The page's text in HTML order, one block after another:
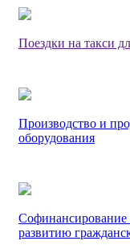
Поездки на такси
Производство и
оборудования
развитию